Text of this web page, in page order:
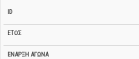
Αγώνα